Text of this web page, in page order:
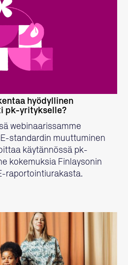
LUE LISÄÄ
hyödyllinen
pk-yritykselle?
webinaarissamme
standardin muuttuminen
käytännössä pk-
kokemuksia Finlaysonin
raportointiurakasta.